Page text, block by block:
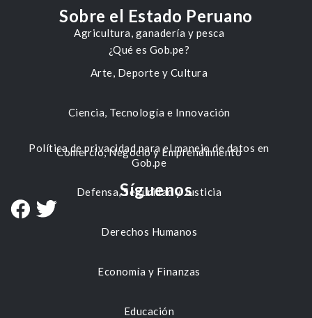
Agricultura, ganadería y pesca
Arte, Deporte y Cultura
Ciencia, Tecnología e Innovación
Comercio, Negocio y Emprendimiento
Defensa, Seguridad y Justicia
Derechos Humanos
Economía y Finanzas
Educación
Sobre el Estado Peruano
¿Qué es Gob.pe?
Política de privacidad para el manejo de datos en
Gob.pe
Síguenos